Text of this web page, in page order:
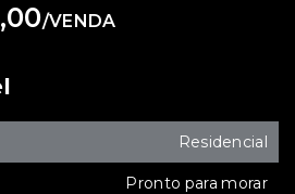
/VENDA
Residencial
Pronto para morar